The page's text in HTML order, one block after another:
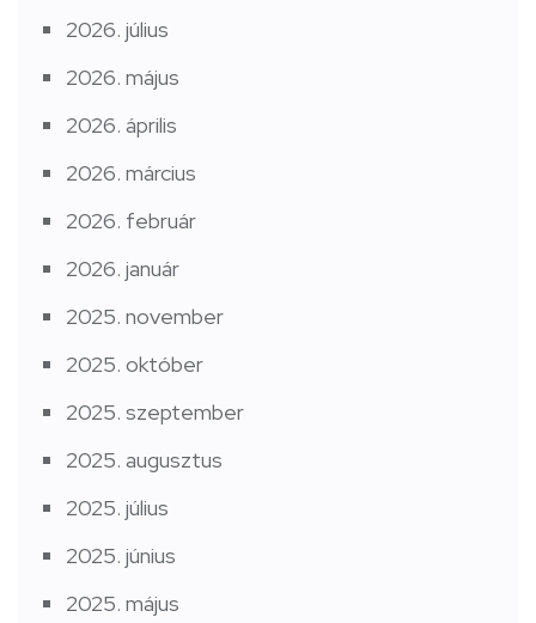
2026. július
2026. május
2026. április
2026. március
2026. február
2026. január
2025. november
2025. október
2025. szeptember
2025. augusztus
2025. július
2025. június
2025. május